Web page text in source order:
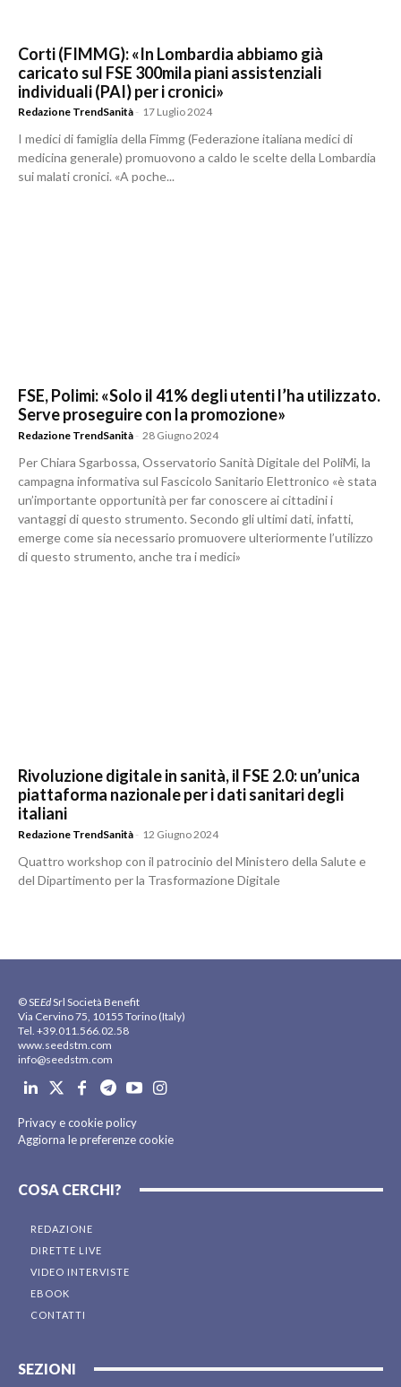
Corti (FIMMG): «In Lombardia abbiamo già
caricato sul FSE 300mila piani assistenziali
individuali (PAI) per i cronici»
Redazione TrendSanità - 17 Luglio 2024
I medici di famiglia della Fimmg (Federazione italiana medici di
medicina generale) promuovono a caldo le scelte della Lombardia
sui malati cronici. «A poche...
FSE, Polimi: «Solo il 41% degli utenti l’ha utilizzato.
Serve proseguire con la promozione»
Redazione TrendSanità - 28 Giugno 2024
Per Chiara Sgarbossa, Osservatorio Sanità Digitale del PoliMi, la
campagna informativa sul Fascicolo Sanitario Elettronico «è stata
un’importante opportunità per far conoscere ai cittadini i
vantaggi di questo strumento. Secondo gli ultimi dati, infatti,
emerge come sia necessario promuovere ulteriormente l’utilizzo
di questo strumento, anche tra i medici»
Rivoluzione digitale in sanità, il FSE 2.0: un’unica
piattaforma nazionale per i dati sanitari degli
italiani
Redazione TrendSanità - 12 Giugno 2024
Quattro workshop con il patrocinio del Ministero della Salute e
del Dipartimento per la Trasformazione Digitale
© SEEdSrl Società Benefit
Via Cervino 75, 10155 Torino (Italy)
Tel. +39.011.566.02.58
www.seedstm.com
info@seedstm.com
Privacy e cookie policy
Aggiorna le preferenze cookie
COSA CERCHI?
REDAZIONE
DIRETTE LIVE
VIDEO INTERVISTE
EBOOK
CONTATTI
SEZIONI